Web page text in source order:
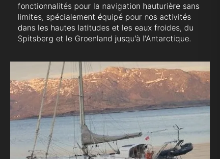
fonctionnalités pour la navigation hauturière sans
limites, spécialement équipé pour nos activités
dans les hautes latitudes et les eaux froides, du
Spitsberg et le Groenland jusqu'à l'Antarctique.